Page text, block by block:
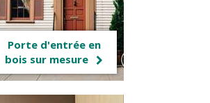
Porte d'entrée en
bois sur mesure